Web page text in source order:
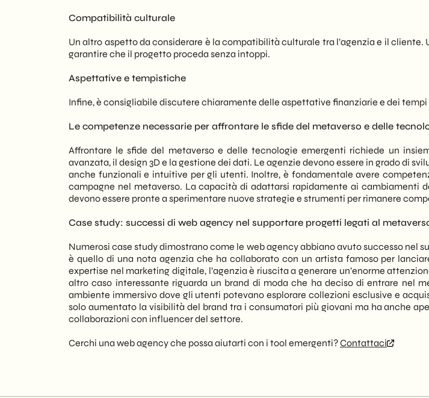
Compatibilità culturale
Un altro aspetto da considerare è la compatibilità culturale tra l’agenzia e il
garantire che il progetto proceda senza intoppi.
Aspettative e tempistiche
Infine, è consigliabile discutere chiaramente delle aspettative finanziarie e dei
Le competenze necessarie per affrontare le sfide del metaverso e delle
Affrontare le sfide del metaverso e delle tecnologie emergenti richiede un
avanzata, il design 3D e la gestione dei dati. Le agenzie devono essere in grado di
anche funzionali e intuitive per gli utenti. Inoltre, è fondamentale avere
campagne nel metaverso. La capacità di adattarsi rapidamente ai
devono essere pronte a sperimentare nuove strategie e strumenti per rimanere
Case study: successi di web agency nel supportare progetti legati al
Numerosi case study dimostrano come le web agency abbiano avuto successo nel
è quello di una nota agenzia che ha collaborato con un artista famoso per
expertise nel marketing digitale, l’agenzia è riuscita a generare un’enorme
altro caso interessante riguarda un brand di moda che ha deciso di entrare nel
ambiente immersivo dove gli utenti potevano esplorare collezioni esclusive e
solo aumentato la visibilità del brand tra i consumatori più giovani ma ha anche
collaborazioni con influencer del settore.
Cerchi una web agency che possa aiutarti con i tool emergenti?Contattaci